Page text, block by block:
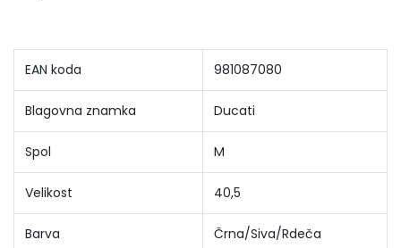
EAN koda 981087080
Blagovna znamka Ducati
Spol M
Velikost 40,5
Barva Črna/Siva/Rdeča